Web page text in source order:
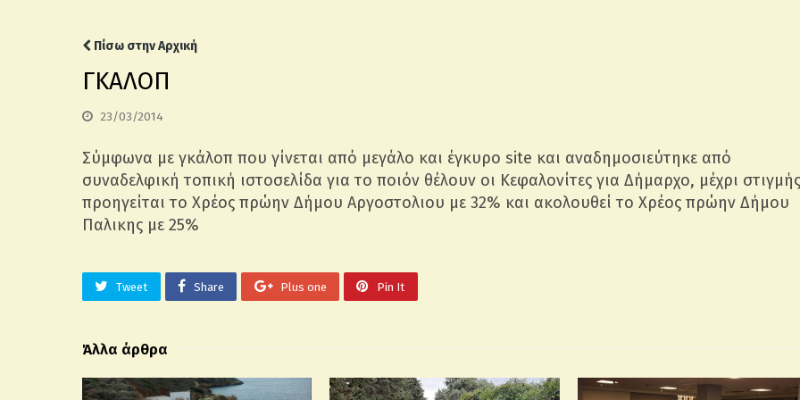
Πίσω στην Αρχική
ΓΚΑΛΟΠ
23/03/2014
Σύμφωνα με γκάλοπ που γίνεται από μεγάλο και έγκυρο site και αναδημοσιεύτηκε από
συναδελφική τοπική ιστοσελίδα για το ποιόν θέλουν οι Κεφαλονίτες για Δήμαρχο, μέχρι στιγμής
προηγείται το Χρέος πρώην Δήμου Αργοστολιου με 32% και ακολουθεί το Χρέος πρώην Δήμου
Παλικης με 25%
Tweet Share Plus one Pin It
Άλλα άρθρα